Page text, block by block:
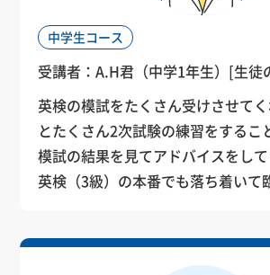
中学生コース
受講者：A.H君（中学1年生） [生徒
英検の模試をたくさん受けさせて
とたくさん2次試験の練習をするこ
模試の結果を見てアドバイスをして
英検（3級）の本番でも落ち着いて
Isabel
イザベル
Richard
リチャー
Paul
ガー
勤務年数
Paul
ポール
より）
ノア・ワ
勤務年数
Dana
デイナ・
勤務年数
Jason
ジェイソ
勤務年数
より）
1992年にJETプログラムで来日し、
Rene
レネイ・
Isabel
イザベル
Richard
リチャー